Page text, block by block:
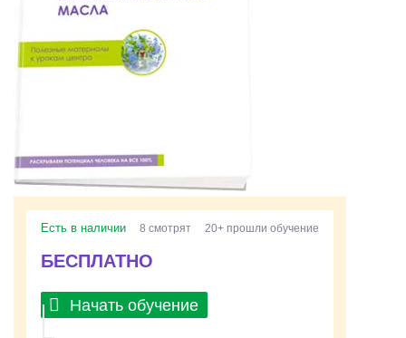
Есть в наличии 8 смотрят 20+ прошли обучение
БЕСПЛАТНО
Начать обучение